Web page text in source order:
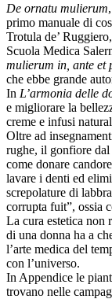
De ornatu mulierum
primo manuale di
Trotula de’
Scuola Medica
mulierum in, ante et
che ebbe grande
In L’armonia delle
e migliorare la
creme e infusi
Oltre ad
rughe, il gonfiore
come donare
lavare i denti ed
screpolature di
corrupta fuit”, ossia
La cura estetica non
di una donna ha a
l’arte medica del
con l’universo.
In Appendice le
trovano nelle